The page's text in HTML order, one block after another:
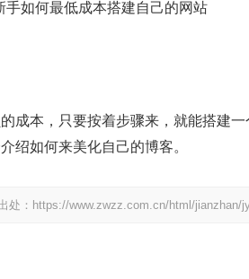
成本，只要按着步骤来，就能搭建
绍如何来美化自己的博客。
处： https://www.zwzz.com.cn/html/jianzhan/